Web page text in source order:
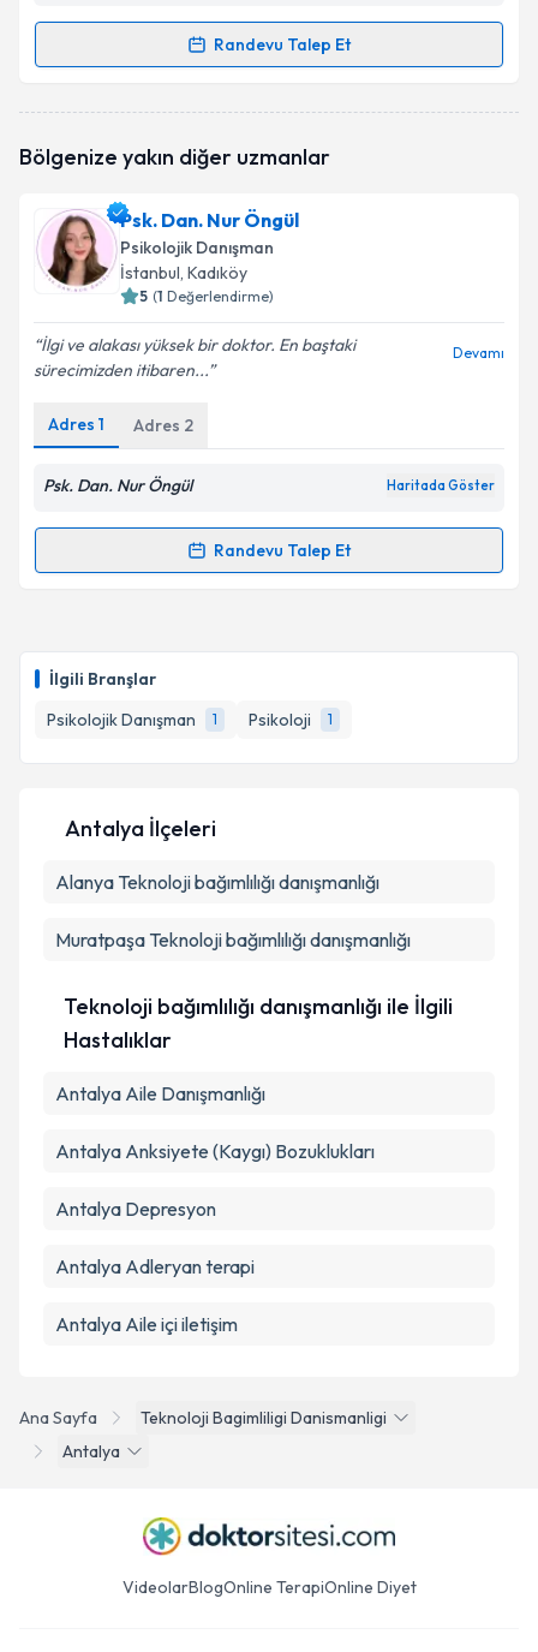
İlgili Branşlar
Psikolojik Danışman
1 Psikoloji 1
Randevu Talep Et
Randevu Takvimi Talebi
oluşturun. Size bu uzmandan randevu almanız için bir
E-posta Adresiniz
Kişisel verilerimin işlenmesine ilişkin
Aydınlatma
Metni'ni okudum ve kişisel verilerimin belirtilen
Takvim Talebini Gönder
Bölgenize yakın diğer uzmanlar
Psk. Dan. Nur Öngül
Psikolojik Danışman
İstanbul, Kadıköy
5 (1 Değerlendirme)
İlgi ve alakası yüksek bir doktor. En baştaki
sürecimizden itibaren...
Devamı
Adres 1 Adres 2
Psk. Dan. Nur Öngül Haritada Göster
Randevu Talep Et
Randevu Takvimi Talebi
takvim hazırlandığında e-posta ile bilgilendireceğiz.
E-posta Adresiniz
Metni'ni okudum ve kişisel verilerimin belirtilen
Ana Sayfa
Teknoloji Bagimliligi Danismanligi
Antalya
Antalya İlçeleri
Alanya Teknoloji bağımlılığı danışmanlığı
Muratpaşa Teknoloji bağımlılığı danışmanlığı
Teknoloji bağımlılığı danışmanlığı ile İlgili
Hastalıklar
Antalya Aile Danışmanlığı
Antalya Anksiyete (Kaygı) Bozuklukları
Antalya Depresyon
Antalya Adleryan terapi
Antalya Aile içi iletişim
VideolarBlogOnline TerapiOnline Diyet